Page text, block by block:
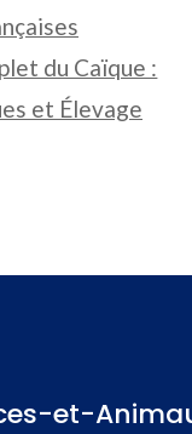
du Caïque :
et Élevage
et-